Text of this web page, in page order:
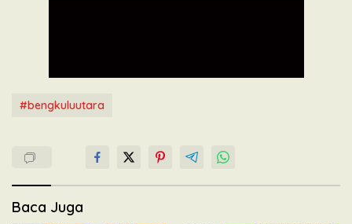
#bengkuluutara
Baca Juga